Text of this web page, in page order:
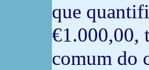
que
€1.000,00,
comum do